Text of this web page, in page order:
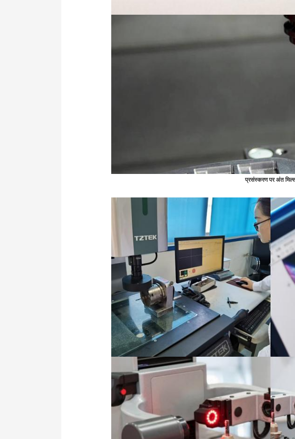
प्रसंस्करण पर अंत